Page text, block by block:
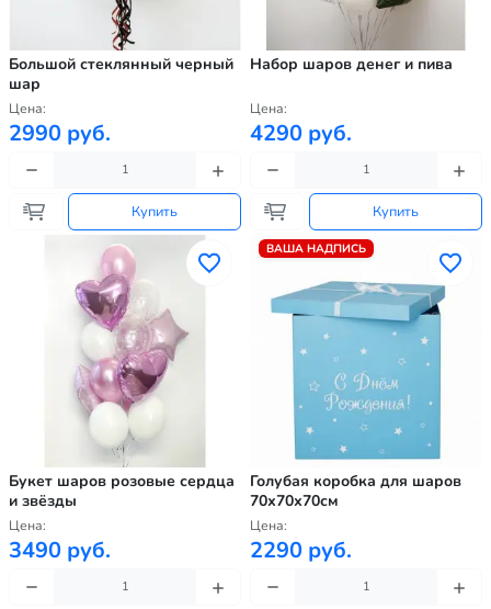
Большой стеклянный черный
шар
Цена:
2990 руб.
Купить
Набор шаров денег и пива
Цена:
4290 руб.
Купить
Букет шаров розовые сердца
и звёзды
Цена:
3490 руб.
ВАША НАДПИСЬ
Голубая коробка для шаров
70х70х70см
Цена:
2290 руб.